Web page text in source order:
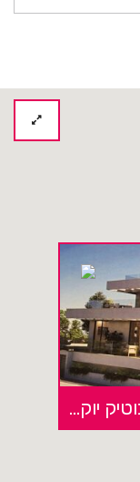
למכירה דירת גן בפרויקט בוטיק יוקרתי חדש בנתניה